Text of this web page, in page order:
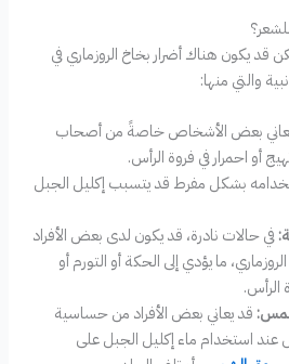
قد يكون هناك أضرار بخاخ الروزماري في
والتي منها:
بعض الأشخاص خاصةً من أصحاب
أو احمرار في فروة الرأس.
بشكل مفرط قد يتسبب إكليل الجبل
في حالات نادرة، قد يكون لدى بعض الأفراد
ما يؤدي إلى الحكة أو التورم أو
الرأس.
قد يعاني بعض الأفراد من حساسية
عند استخدام ماء إكليل الجبل على